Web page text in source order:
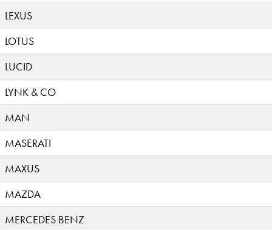
LEXUS
LOTUS
LUCID
LYNK & CO
MAN
MASERATI
MAXUS
MAZDA
MERCEDES BENZ